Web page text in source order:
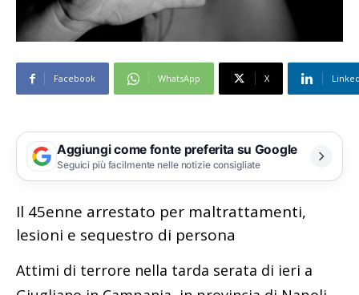
Facebook WhatsApp X
Aggiungi come fonte preferita su Google
Seguici più facilmente nelle notizie consigliate
Il 45enne arrestato per maltrattamenti,
lesioni e sequestro di persona
Attimi di terrore nella tarda serata di ieri a